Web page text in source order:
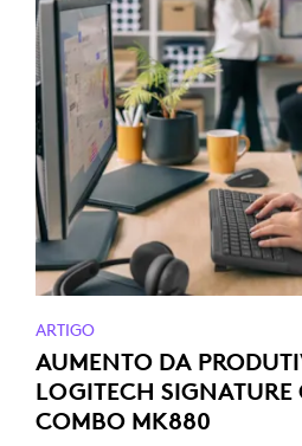
ARTIGO
AUMENTO DA
LOGITECH SIGNATURE
COMBO MK880